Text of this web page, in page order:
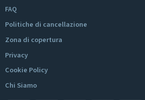
FAQ
Politiche di cancellazione
Zona di copertura
Privacy
Cookie Policy
Chi Siamo